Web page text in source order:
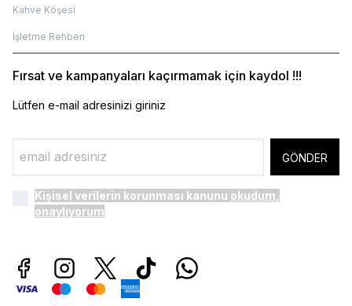
Kahve Köşesi
İşletme Rehberi
Fırsat ve kampanyaları kaçırmamak için kaydol !!!
Lütfen e-mail adresinizi giriniz
GÖNDER
Kişisel verilerin korunması kanunu okudum,
onaylıyorum